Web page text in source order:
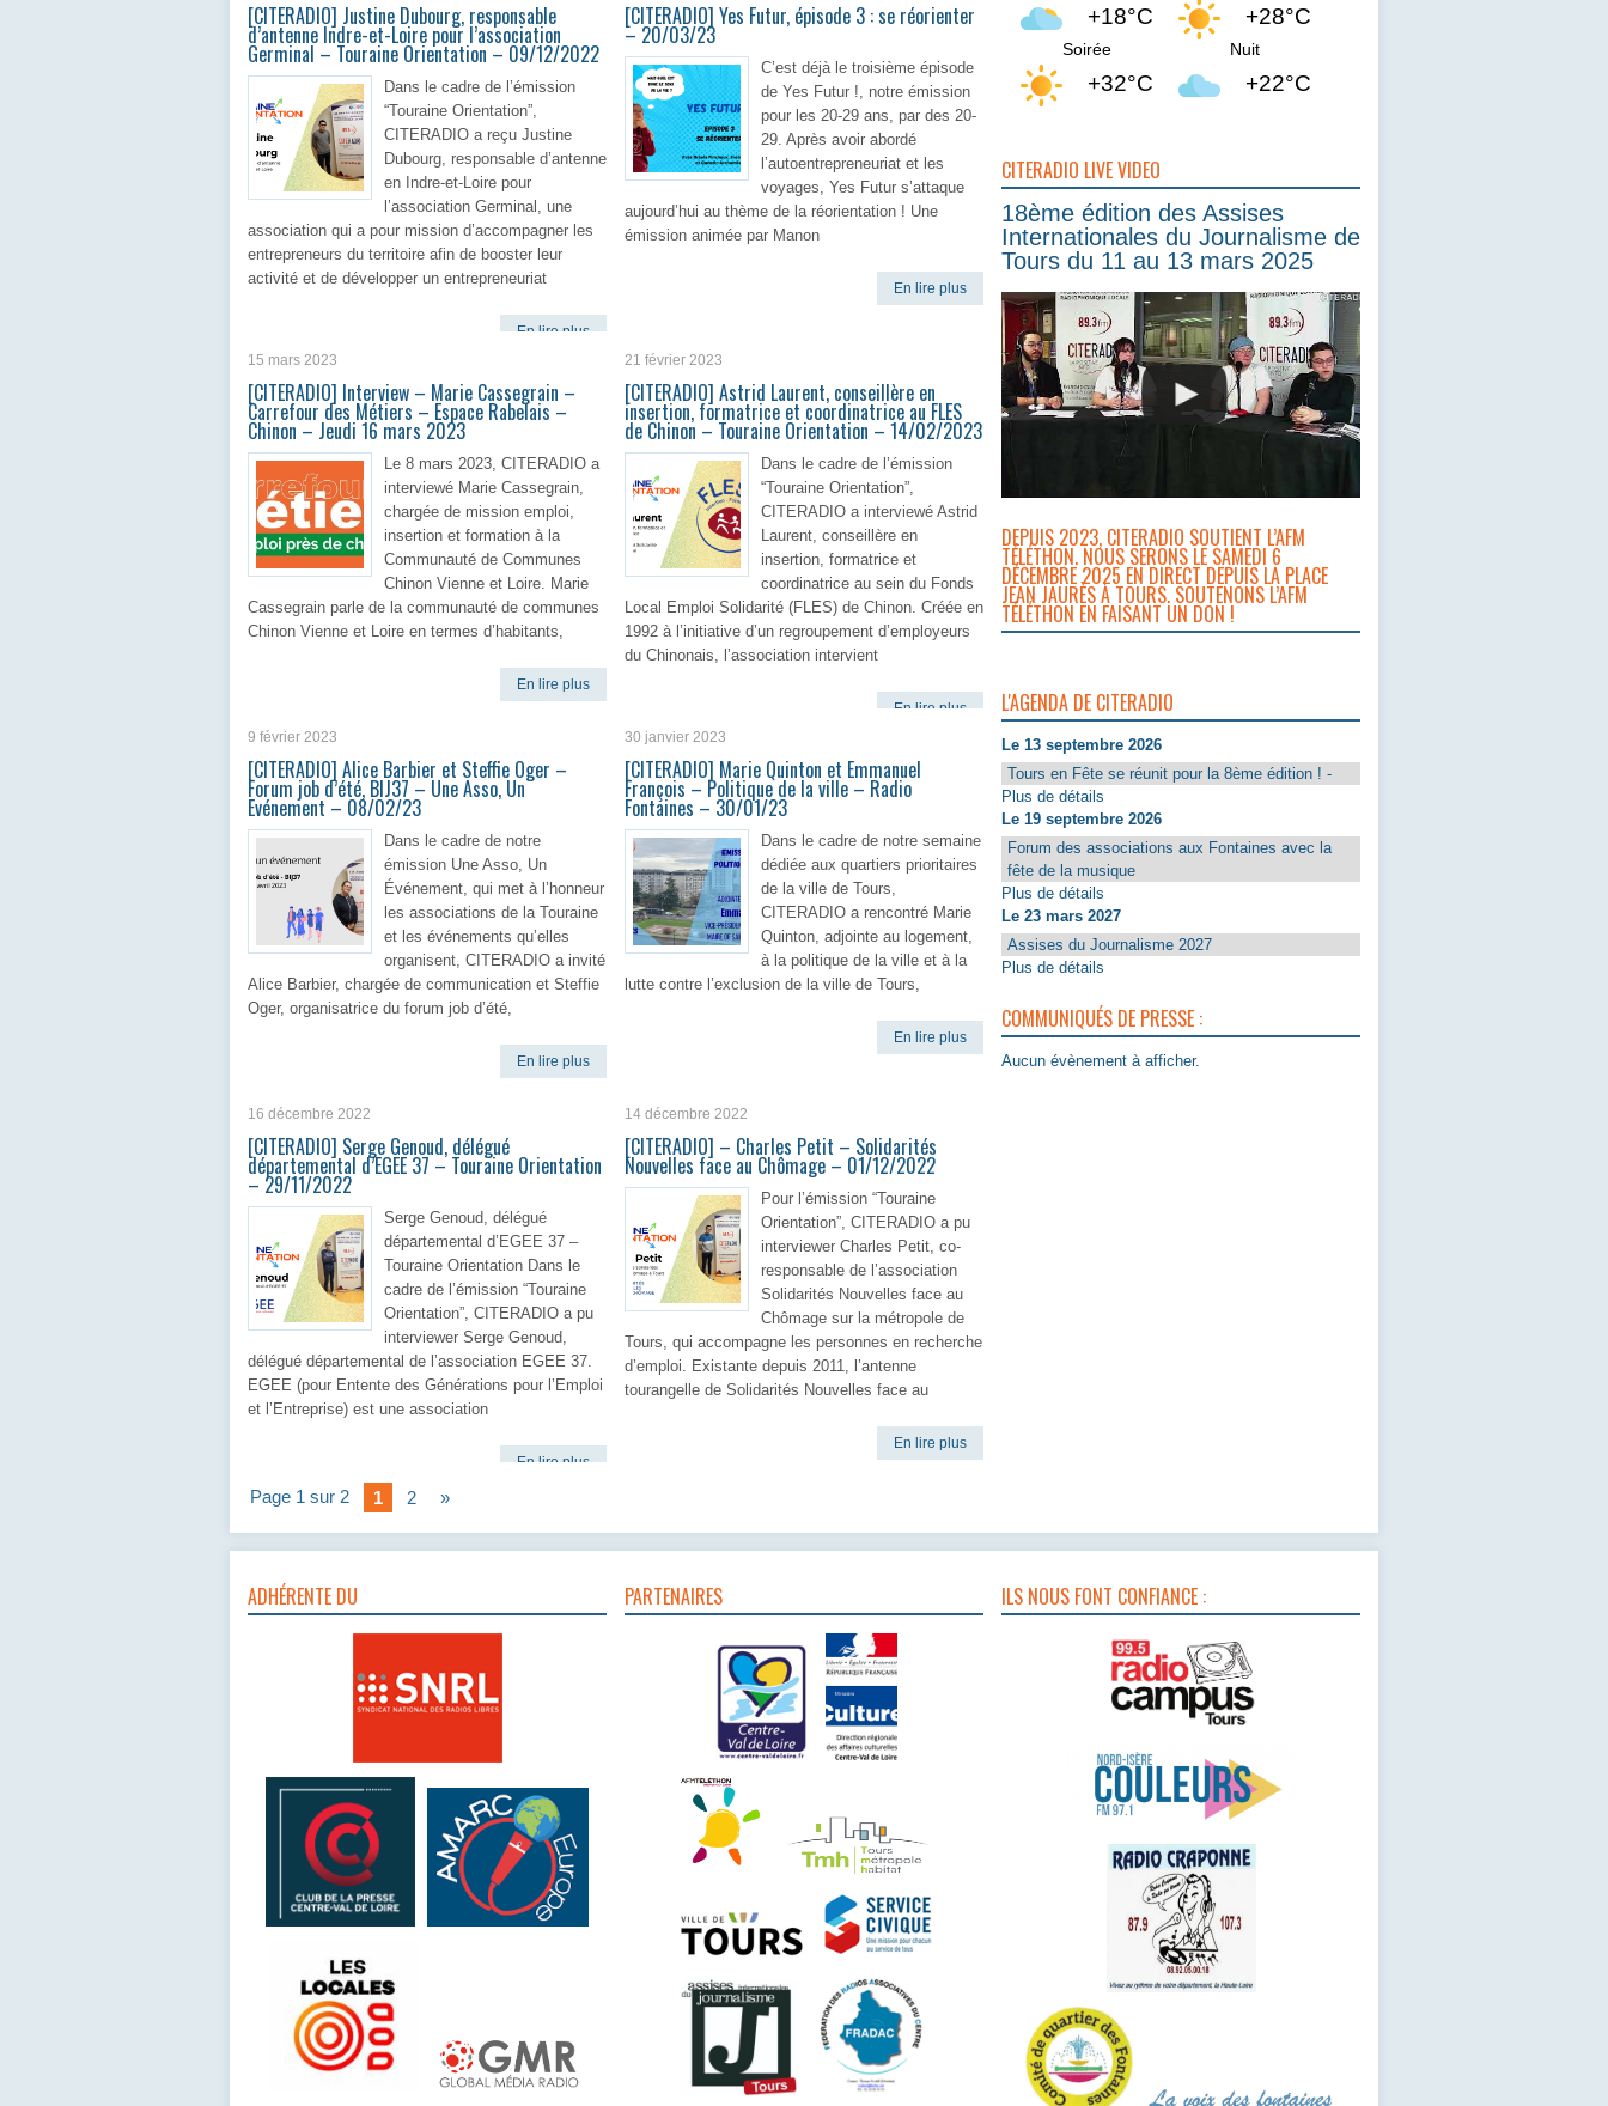
[CITERADIO] Justine Dubourg, responsable
d’antenne Indre-et-Loire pour l’association
Germinal – Touraine Orientation – 09/12/2022
Dans le cadre de l’émission
“Touraine Orientation”,
CITERADIO a reçu Justine
Dubourg, responsable d’antenne
en Indre-et-Loire pour
l’association Germinal, une
association qui a pour mission d’accompagner les
entrepreneurs du territoire afin de booster leur
activité et de développer un entrepreneuriat
En lire plus
[CITERADIO] Yes Futur, épisode 3 : se réorienter
– 20/03/23
C’est déjà le troisième épisode
de Yes Futur !, notre émission
pour les 20-29 ans, par des 20-
29. Après avoir abordé
l’autoentrepreneuriat et les
voyages, Yes Futur s’attaque
aujourd’hui au thème de la réorientation ! Une
émission animée par Manon
En lire plus
15 mars 2023
[CITERADIO] Interview – Marie Cassegrain –
Carrefour des Métiers – Espace Rabelais –
Chinon – Jeudi 16 mars 2023
Le 8 mars 2023, CITERADIO a
interviewé Marie Cassegrain,
chargée de mission emploi,
insertion et formation à la
Communauté de Communes
Chinon Vienne et Loire. Marie
Cassegrain parle de la communauté de communes
Chinon Vienne et Loire en termes d’habitants,
En lire plus
21 février 2023
[CITERADIO] Astrid Laurent, conseillère en
insertion, formatrice et coordinatrice au FLES
de Chinon – Touraine Orientation – 14/02/2023
Dans le cadre de l’émission
“Touraine Orientation”,
CITERADIO a interviewé Astrid
Laurent, conseillère en
insertion, formatrice et
coordinatrice au sein du Fonds
Local Emploi Solidarité (FLES) de Chinon. Créée en
1992 à l’initiative d’un regroupement d’employeurs
du Chinonais, l’association intervient
En lire plus
9 février 2023
[CITERADIO] Alice Barbier et Steffie Oger –
Forum job d’été, BIJ37 – Une Asso, Un
Evénement – 08/02/23
Dans le cadre de notre
émission Une Asso, Un
Événement, qui met à l’honneur
les associations de la Touraine
et les événements qu’elles
organisent, CITERADIO a invité
Alice Barbier, chargée de communication et Steffie
Oger, organisatrice du forum job d’été,
En lire plus
30 janvier 2023
[CITERADIO] Marie Quinton et Emmanuel
François – Politique de la ville – Radio
Fontaines – 30/01/23
Dans le cadre de notre semaine
dédiée aux quartiers prioritaires
de la ville de Tours,
CITERADIO a rencontré Marie
Quinton, adjointe au logement,
à la politique de la ville et à la
lutte contre l’exclusion de la ville de Tours,
En lire plus
16 décembre 2022
[CITERADIO] Serge Genoud, délégué
départemental d’EGEE 37 – Touraine Orientation
– 29/11/2022
Serge Genoud, délégué
départemental d’EGEE 37 –
Touraine Orientation Dans le
cadre de l’émission “Touraine
Orientation”, CITERADIO a pu
interviewer Serge Genoud,
délégué départemental de l’association EGEE 37.
EGEE (pour Entente des Générations pour l’Emploi
et l’Entreprise) est une association
En lire plus
14 décembre 2022
[CITERADIO] – Charles Petit – Solidarités
Nouvelles face au Chômage – 01/12/2022
Pour l’émission “Touraine
Orientation”, CITERADIO a pu
interviewer Charles Petit, co-
responsable de l’association
Solidarités Nouvelles face au
Chômage sur la métropole de
Tours, qui accompagne les personnes en recherche
d’emploi. Existante depuis 2011, l’antenne
tourangelle de Solidarités Nouvelles face au
En lire plus
Page 1 sur 2 1 2 »
+18°C +28°C
Soirée
+32°C
Nuit
+22°C
CITERADIO LIVE VIDEO
18ème édition des Assises
Internationales du Journalisme de
Tours du 11 au 13 mars 2025
DEPUIS 2023, CITERADIO SOUTIENT L’AFM
TÉLÉTHON. NOUS SERONS LE SAMEDI 6
DÉCEMBRE 2025 EN DIRECT DEPUIS LA PLACE
JEAN JAURÈS À TOURS. SOUTENONS L’AFM
TÉLÉTHON EN FAISANT UN DON !
L'AGENDA DE CITERADIO
Le 13 septembre 2026
Tours en Fête se réunit pour la 8ème édition ! -
Plus de détails
Le 19 septembre 2026
Forum des associations aux Fontaines avec la
fête de la musique
Plus de détails
Le 23 mars 2027
Assises du Journalisme 2027
Plus de détails
COMMUNIQUÉS DE PRESSE :
Aucun évènement à afficher.
ADHÉRENTE DU PARTENAIRES ILS NOUS FONT CONFIANCE :